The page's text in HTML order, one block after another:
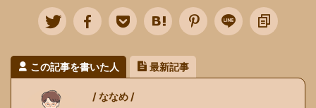
この記事を書いた人 最新記事
/ ななめ /